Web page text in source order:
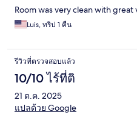
Room was very clean with great
Luis, ทริป 1 คืน
รีวิวที่ตรวจสอบแล้ว
10/10 ไร้ที่ติ
21 ต.ค. 2025
แปลด้วย Google